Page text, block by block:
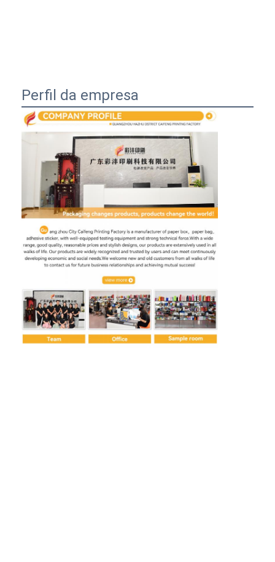
Perfil da empresa